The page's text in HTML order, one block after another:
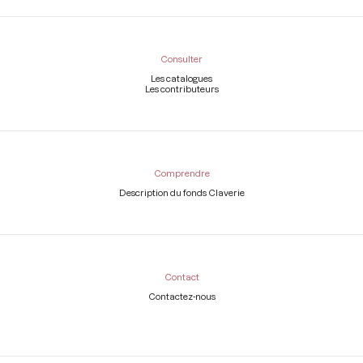
Consulter
Les catalogues
Les contributeurs
Comprendre
Description du fonds Claverie
Contact
Contactez-nous
Légal